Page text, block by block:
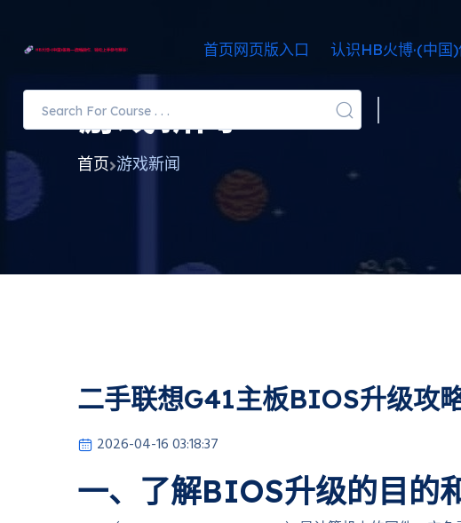
首页网页版入口 认识HB火博·(中国
游戏新闻
首页 游戏新闻
二手联想G41主板BIOS升级攻
2026-04-16 03:18:37
一、了解BIOS升级的目的